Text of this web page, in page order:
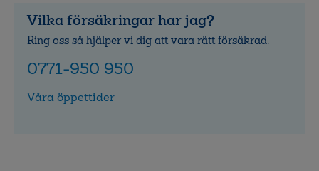
Vilka försäkringar har jag?
Ring oss så hjälper vi dig att vara rätt försäkrad.
0771-950 950
Våra öppettider